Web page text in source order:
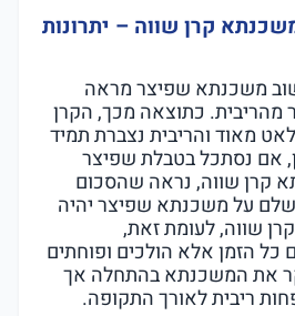
קרן שווה – יתרונות
משכנתא שפיצר מראה
מהריבית. כתוצאה מכך, הקרן
מאוד והריבית נצברת תמיד
אם נסתכל בטבלת שפיצר
קרן שווה, נראה שהסכום
על משכנתא שפיצר יהיה
שווה, לעומת זאת,
כל הזמן אלא הולכים ופוחתים
את המשכנתא בהתחלה אך
ריבית לאורך התקופה.